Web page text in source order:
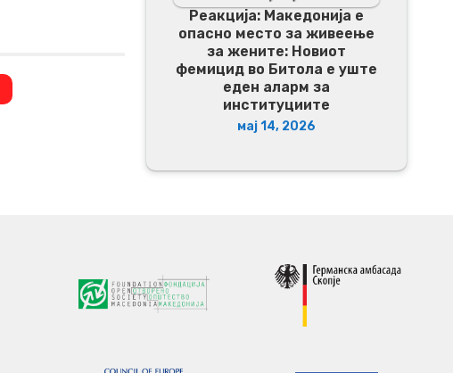
Реакција: Македонија е
опасно место за живеење
за жените: Новиот
фемицид во Битола е уште
еден аларм за
институциите
мај 14, 2026